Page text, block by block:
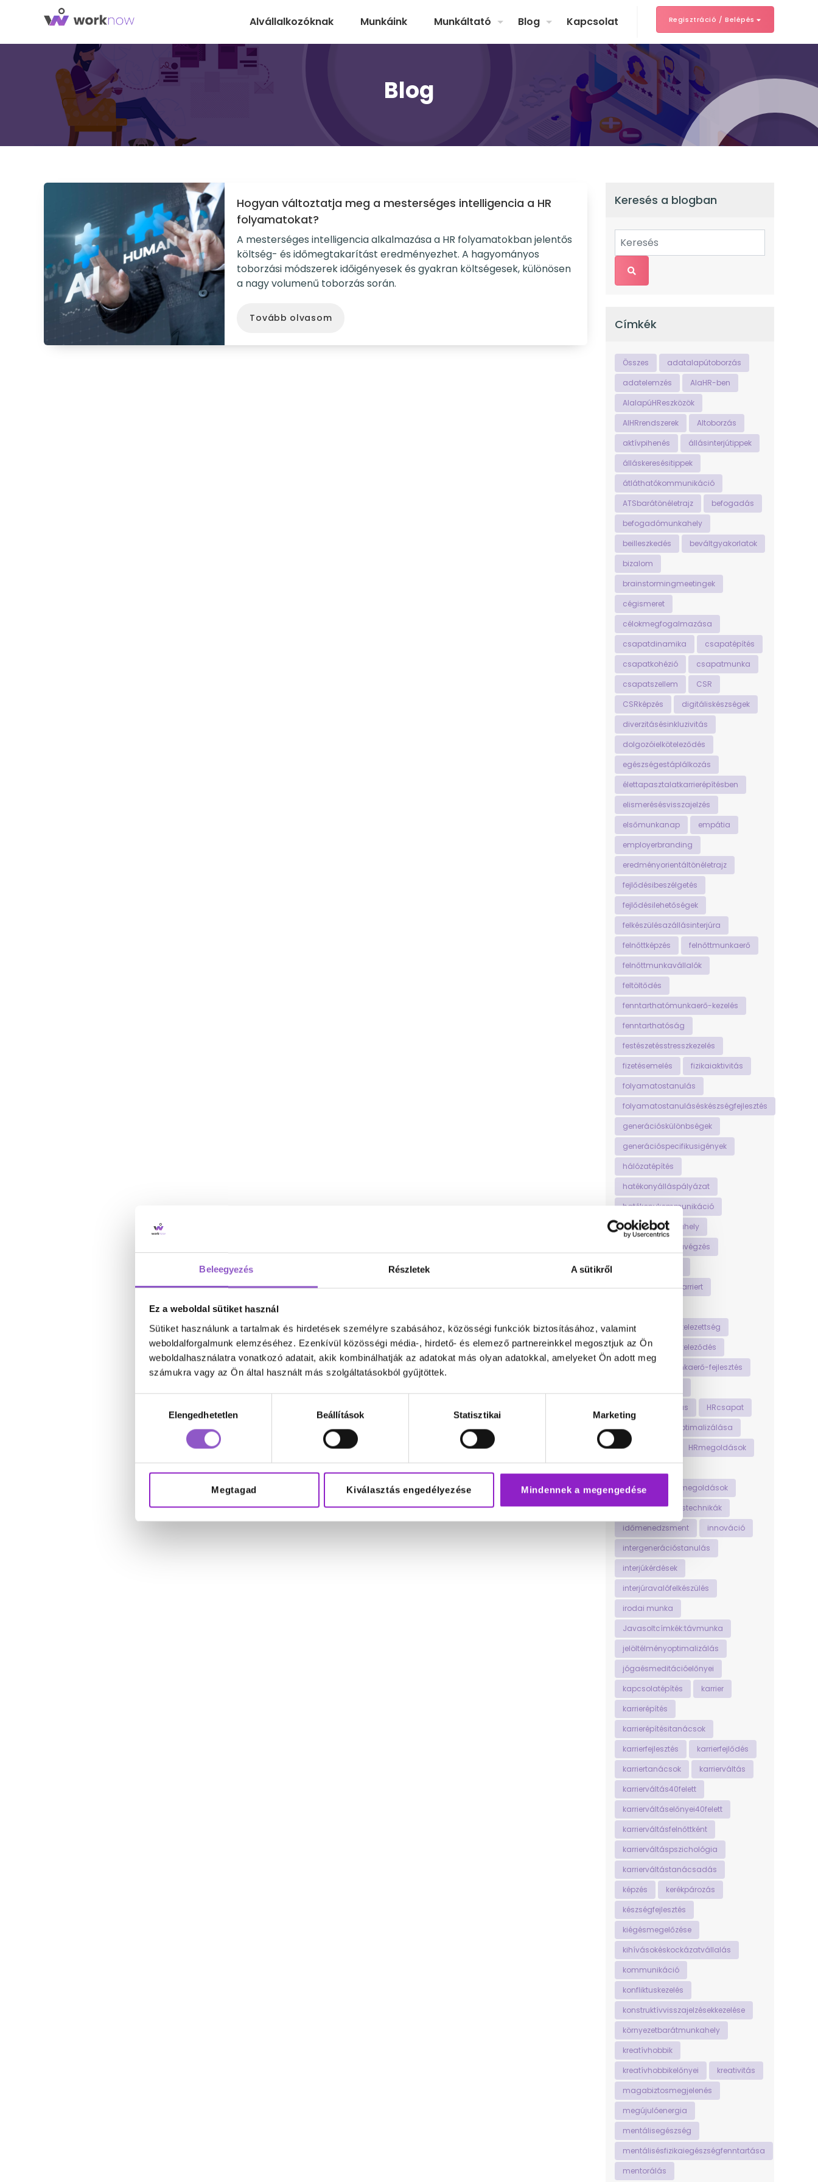
Beleegyezés Részletek A sütikről
Ez a weboldal sütiket használ
Sütiket használunk a tartalmak és hirdetések személyre szabásához, közösségi funkciók biztosításához, valamint
weboldalforgalmunk elemzéséhez. Ezenkívül közösségi média-, hirdető- és elemező partnereinkkel megosztjuk az Ön
weboldalhasználatra vonatkozó adatait, akik kombinálhatják az adatokat más olyan adatokkal, amelyeket Ön adott meg
számukra vagy az Ön által használt más szolgáltatásokból gyűjtöttek.
kiválasztásaElengedhetetlen Beállítások Statisztikai Marketing
Megtagad Kiválasztás engedélyezése Mindennek a megengedése
Alvállalkozóknak Munkáink Munkáltató Blog Kapcsolat Regisztráció / Belépés
Blog
Hogyan változtatja meg a mesterséges intelligencia a HR
folyamatokat?
A mesterséges intelligencia alkalmazása a HR folyamatokban jelentős
költség- és időmegtakarítást eredményezhet. A hagyományos
toborzási módszerek időigényesek és gyakran költségesek, különösen
a nagy volumenű toborzás során.
Tovább olvasom
Keresés a blogban
Címkék
Összes
adatalapútoborzás
adatelemzés
AIaHR-ben
AIalapúHReszközök
AIHRrendszerek
AItoborzás
aktívpihenés
állásinterjútippek
álláskeresésitippek
átláthatókommunikáció
ATSbarátönéletrajz
befogadás
befogadómunkahely
beilleszkedés
beváltgyakorlatok
bizalom
brainstormingmeetingek
cégismeret
célokmegfogalmazása
csapatdinamika
csapatépítés
csapatkohézió
csapatmunka
csapatszellem
CSR
CSRképzés
digitáliskészségek
diverzitásésinkluzivitás
dolgozóielköteleződés
egészségestáplálkozás
élettapasztalatkarrierépítésben
elismerésésvisszajelzés
elsőmunkanap
empátia
employerbranding
eredményorientáltönéletrajz
fejlődésibeszélgetés
fejlődésilehetőségek
felkészülésazállásinterjúra
felnőttképzés
felnőttmunkaerő
felnőttmunkavállalók
feltöltődés
fenntarthatómunkaerő-kezelés
fenntarthatóság
festészetésstresszkezelés
fizetésemelés
fizikaiaktivitás
folyamatostanulás
folyamatostanuláséskészségfejlesztés
generációskülönbségek
generációspecifikusigények
hálózatépítés
hatékonyálláspályázat
hatékonykommunikáció
hatékonymunkahely
hatékonymunkavégzés
hogyankezdjújkarriert
hosszútávúelkötelezettség
hosszútávúelköteleződés
hosszútávúmunkaerő-fejlesztés
HRautomatizálás
HRcsapat
HRfolyamatokoptimalizálása
HRinnováció
HRmegoldások
HRtechnológiaimegoldások
időgazdálkodástechnikák
időmenedzsment
innováció
intergenerációstanulás
interjúkérdések
interjúravalófelkészülés
irodai munka
Javasoltcímkék:távmunka
jelöltélményoptimalizálás
jógaésmeditációelőnyei
kapcsolatépítés
karrier
karrierépítés
karrierépítésitanácsok
karrierfejlesztés
karrierfejlődés
karriertanácsok
karrierváltás
karrierváltás40felett
karrierváltáselőnyei40felett
karrierváltásfelnőttként
karrierváltáspszichológia
karrierváltástanácsadás
képzés
kerékpározás
készségfejlesztés
kiégésmegelőzése
kihívásokéskockázatvállalás
kommunikáció
konfliktuskezelés
konstruktívvisszajelzésekkezelése
környezetbarátmunkahely
kreatívhobbik
kreatívhobbikelőnyei
kreativitás
magabiztosmegjelenés
megújulóenergia
mentálisegészség
mentálisésfizikaiegészségfenntartása
mentorálás